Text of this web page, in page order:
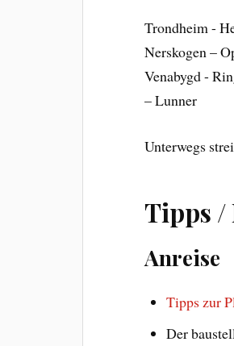
Trondheim -
Nerskogen –
Venabygd -
– Lunner
Unterwegs
Tipps /
Anreise
Tipps zur
Der